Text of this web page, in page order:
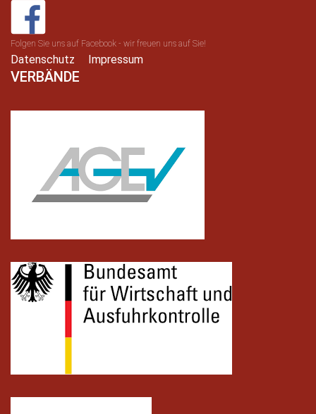
Folgen Sie uns auf Facebook - wir freuen uns auf Sie!
Datenschutz Impressum
VERBÄNDE